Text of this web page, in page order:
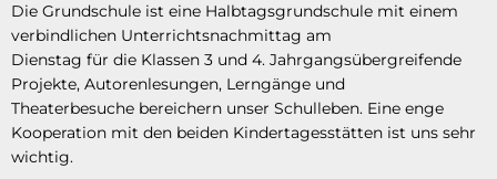
Die Grundschule ist eine Halbtagsgrundschule mit einem
verbindlichen Unterrichtsnachmittag am
Dienstag für die Klassen 3 und 4. Jahrgangsübergreifende
Projekte, Autorenlesungen, Lerngänge und
Theaterbesuche bereichern unser Schulleben. Eine enge
Kooperation mit den beiden Kindertagesstätten ist uns sehr
wichtig.